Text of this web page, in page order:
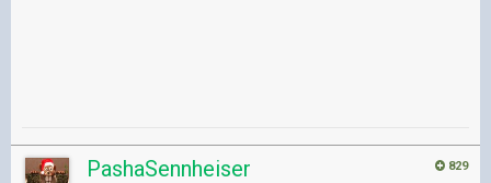
829
PashaSennheiser